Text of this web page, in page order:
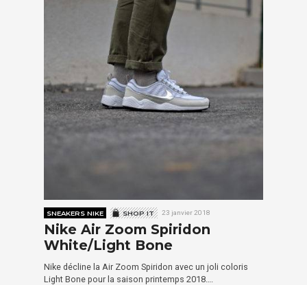
SNEAKERS NIKE SHOP IT 23 janvier 2018
Nike Air Zoom Spiridon
White/Light Bone
Nike décline la Air Zoom Spiridon avec un joli coloris
Light Bone pour la saison printemps 2018….